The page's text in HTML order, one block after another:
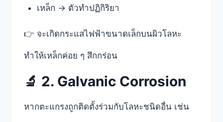
เหล็ก → ตัวทำปฏิกิริยา
👉 จะเกิดกระแสไฟฟ้าขนาดเล็กบนผิวโลหะ
ทำให้เหล็กค่อย ๆ สึกกร่อน
🔬 2. Galvanic Corrosion
หากตะแกรงถูกติดตั้งร่วมกับโลหะชนิดอื่น เช่น